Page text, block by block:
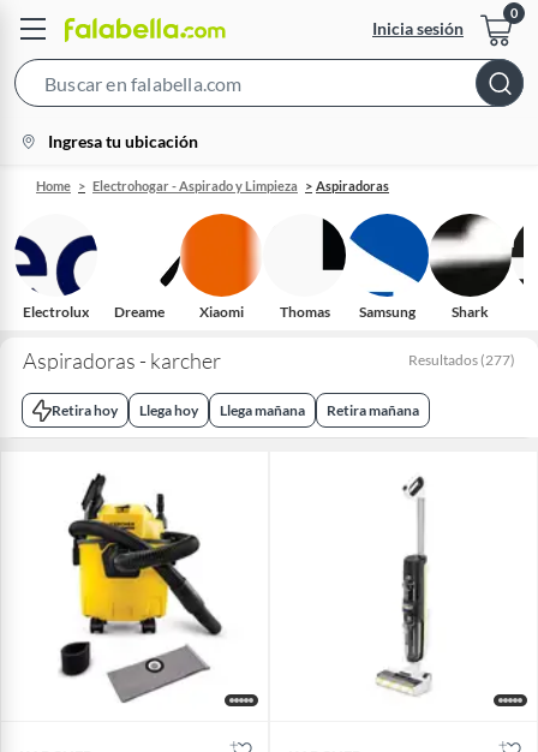
Inicia sesión
Bar
location-
icon
Ingresa tu ubicación
Home Electrohogar - Aspirado y Limpieza Aspiradoras
Electrolux Dreame Xiaomi Thomas Samsung Shark
Aspiradoras - karcher Resultados (277)
Retira hoy Llega hoy Llega mañana Retira mañana